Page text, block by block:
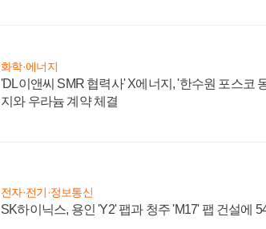
화학·에너지
'DL이앤씨 SMR 협력사' X에너지, '한수원 포스코
지와 우라늄 계약 체결
전자·전기·정보통신
SK하이닉스, 용인 'Y2' 팹과 청주 'M17' 팹 건설에